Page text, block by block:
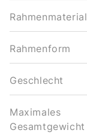
Rahmenmaterial
Rahmenform
Geschlecht
Maximales
Gesamtgewicht